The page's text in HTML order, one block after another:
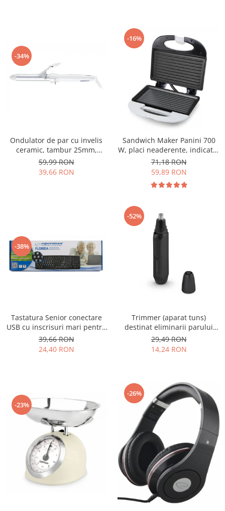
-34%
Ondulator de par cu invelis
ceramic, tambur 25mm,
incalzire rapida pentru bucle
luxuriante, alb
59,99 RON
39,66 RON
-16%
Sandwich Maker Panini 700
W, placi neaderente, indicator
LED culoare alba
71,18 RON
59,89 RON
-38%
Tastatura Senior conectare
USB cu inscrisuri mari pentru
persoane in varsta sau cu
deficiente de vedere
39,66 RON
24,40 RON
-52%
Trimmer (aparat tuns)
destinat eliminarii parului
inestetic din nas, urechi sau
din zona sprancenelor gri
petrol
29,49 RON
14,24 RON
-23%
-26%